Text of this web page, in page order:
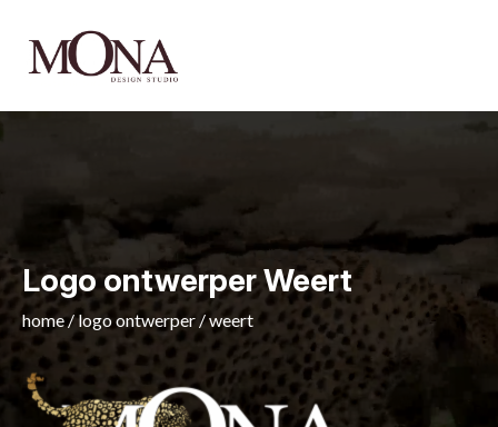
Logo ontwerper Weert
home/logo ontwerper /weert